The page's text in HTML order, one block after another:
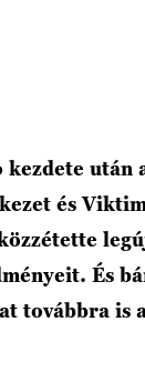
kezdete után
és
És
továbbra is